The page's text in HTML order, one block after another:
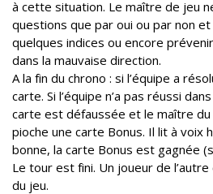
à cette situation. Le maître de jeu
questions que par oui ou par non
quelques indices ou encore
dans la mauvaise direction.
A la fin du chrono : si l’équipe a
carte. Si l’équipe n’a pas réussi
carte est défaussée et le maître du
pioche une carte Bonus. Il lit à voix
bonne, la carte Bonus est gagnée
Le tour est fini. Un joueur de
du jeu.